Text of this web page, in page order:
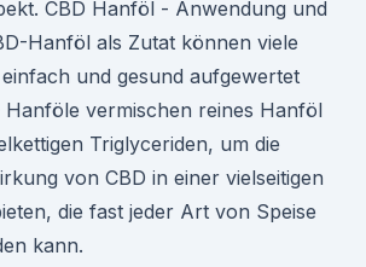
CBD Hanföl - Anwendung und
Hanföl als Zutat können viele
und gesund aufgewertet
Hanföle vermischen reines Hanföl
Triglyceriden, um die
von CBD in einer vielseitigen
die fast jeder Art von Speise
kann.